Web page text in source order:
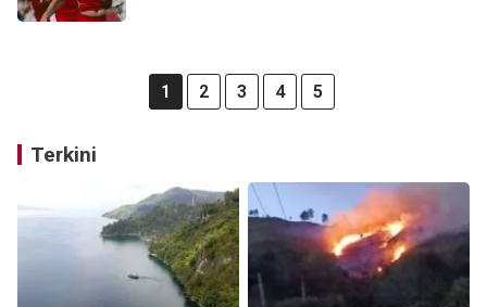
1 2 3 4 5
Terkini